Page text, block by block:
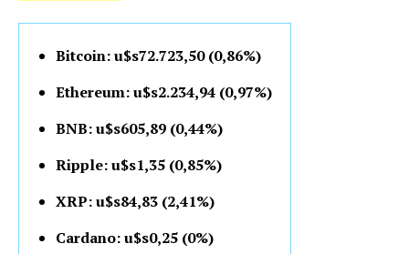
Bitcoin: u$s72.723,50 (0,86%)
Ethereum: u$s2.234,94 (0,97%)
BNB: u$s605,89 (0,44%)
Ripple: u$s1,35 (0,85%)
XRP: u$s84,83 (2,41%)
Cardano: u$s0,25 (0%)